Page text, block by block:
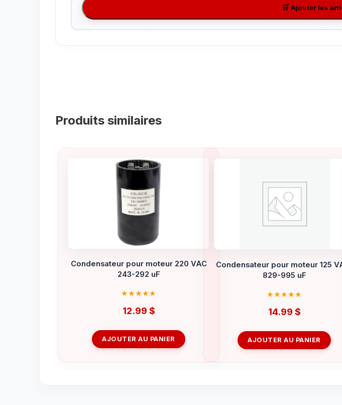
🛒 Ajouter les
Produits similaires
Condensateur pour moteur 220 VAC
243-292 uF
12.99 $
AJOUTER AU PANIER
Condensateur pour moteur 125
829-995 uF
14.99 $
AJOUTER AU PANIER